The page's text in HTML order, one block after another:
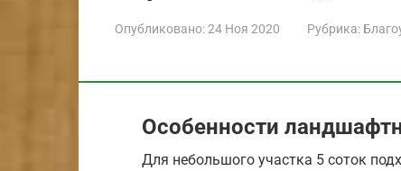
Опубликовано:24 Ноя 2020 Рубрика:
Особенности
Для небольшого участка 5 соток